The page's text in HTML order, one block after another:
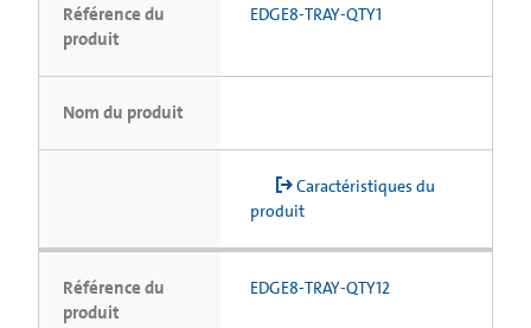
Référence du
produit
EDGE8-TRAY-QTY1
Nom du produit
Caractéristiques du
produit
Référence du
produit
EDGE8-TRAY-QTY12